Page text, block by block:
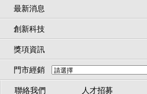
最新消息
創新科技
獎項資訊
門市經銷
聯絡我們 人才招募